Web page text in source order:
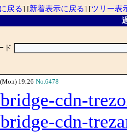
戻る] [新着表示に戻る] [ツリー表
ド
19:26 No.6478
cdn-
cdn-